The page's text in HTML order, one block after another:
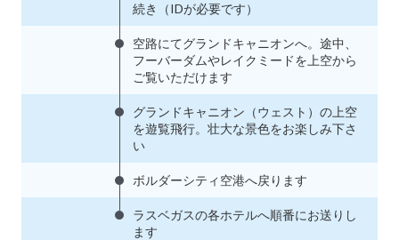
続き（IDが必要です）
空路にてグランドキャニオンへ。途中、
フーバーダムやレイクミードを上空から
ご覧いただけます
グランドキャニオン（ウェスト）の上空
を遊覧飛行。壮大な景色をお楽しみ下さ
い
ボルダーシティ空港へ戻ります
ラスベガスの各ホテルへ順番にお送りし
ます